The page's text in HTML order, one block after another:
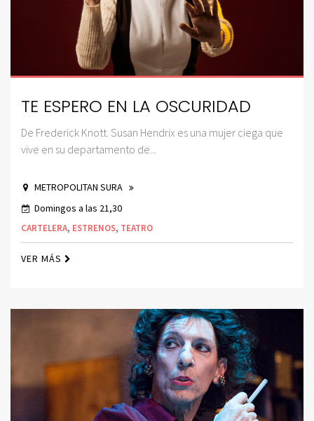
TE ESPERO EN LA OSCURIDAD
De Frederick Knott. Susan Hendrix es una mujer ciega que
vive en su departamento de...
METROPOLITAN SURA
Domingos a las 21,30
CARTELERA, ESTRENOS, TEATRO
VER MÁS